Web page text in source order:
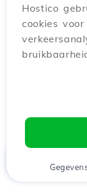
In bepaalde
van de
scripts of
derden
de
Hostico
cookies